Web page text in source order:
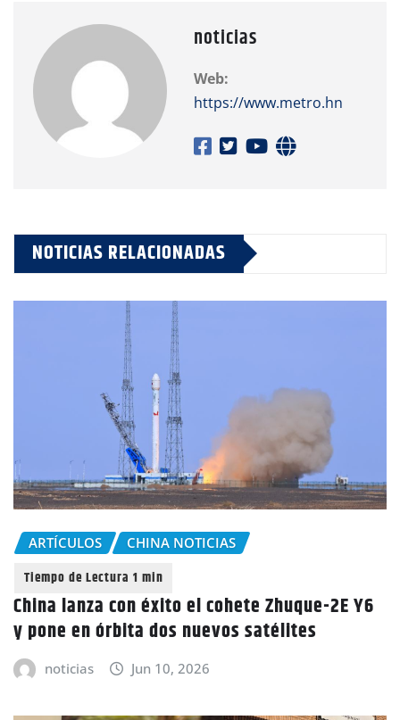
noticias
Web:
https://www.metro.hn
NOTICIAS RELACIONADAS
ARTÍCULOS CHINA NOTICIAS
China lanza con éxito el cohete Zhuque-2E Y6
y pone en órbita dos nuevos satélites
noticias Jun 10, 2026